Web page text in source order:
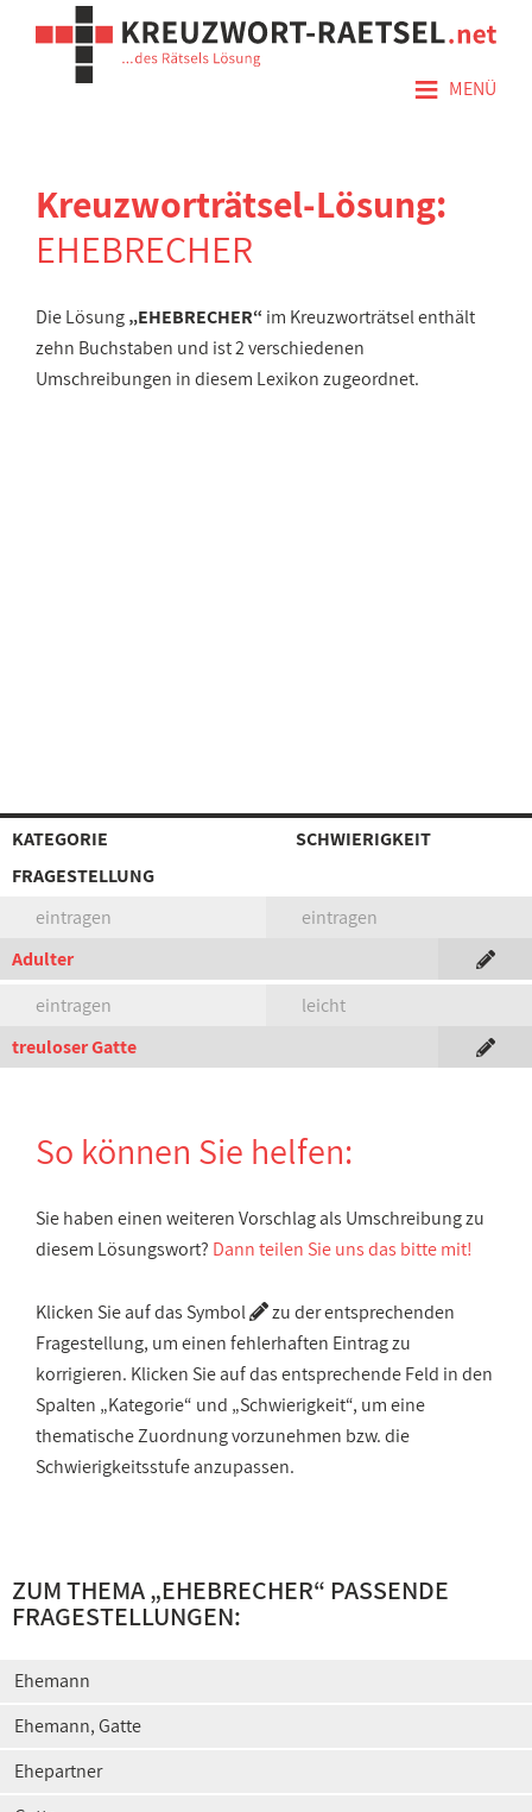
≡ MENÜ
Kreuzworträtsel-Lösung:
EHEBRECHER
Die Lösung„EHEBRECHER“ im Kreuzworträtsel enthält
zehn Buchstaben und ist 2 verschiedenen
Umschreibungen in diesem Lexikon zugeordnet.
KATEGORIE
SCHWIERIGKEIT
FRAGESTELLUNG
eintragen
eintragen
Adulter
eintragen
leicht
treuloser Gatte
So können Sie helfen:
Sie haben einen weiteren Vorschlag als Umschreibung zu
diesem Lösungswort? Dann teilen Sie uns das bitte mit!
Klicken Sie auf das Symbol
zu der entsprechenden
Fragestellung, um einen fehlerhaften Eintrag zu
korrigieren. Klicken Sie auf das entsprechende Feld in den
Spalten „Kategorie“ und „Schwierigkeit“, um eine
thematische Zuordnung vorzunehmen bzw. die
Schwierigkeitsstufe anzupassen.
ZUM THEMA „EHEBRECHER“ PASSENDE
FRAGESTELLUNGEN:
Ehemann
Ehemann, Gatte
Ehepartner